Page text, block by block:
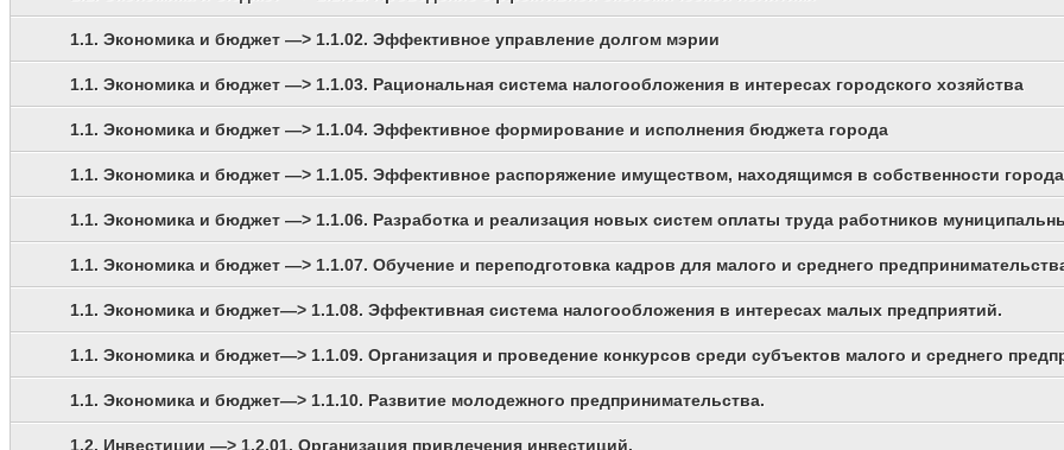
1.1. Экономика и бюджет —> 1.1.02. Эффективное управление долгом мэрии
1.1. Экономика и бюджет —> 1.1.03. Рациональная система налогообложения в интересах городского хозяйства
1.1. Экономика и бюджет —> 1.1.04. Эффективное формирование и исполнения бюджета города
1.1. Экономика и бюджет —> 1.1.05. Эффективное распоряжение имуществом, находящимся в собственности города
1.1. Экономика и бюджет —> 1.1.06. Разработка и реализация новых систем оплаты труда работников
1.1. Экономика и бюджет —> 1.1.07. Обучение и переподготовка кадров для малого и среднего
1.1. Экономика и бюджет—> 1.1.08. Эффективная система налогообложения в интересах малых предприятий.
1.1. Экономика и бюджет—> 1.1.09. Организация и проведение конкурсов среди субъектов малого и среднего
1.1. Экономика и бюджет—> 1.1.10. Развитие молодежного предпринимательства.
1.2. Инвестиции —> 1.2.01. Организация привлечения инвестиций.